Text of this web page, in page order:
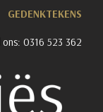
GEDENKTEKENS
ons: 0316 523 362